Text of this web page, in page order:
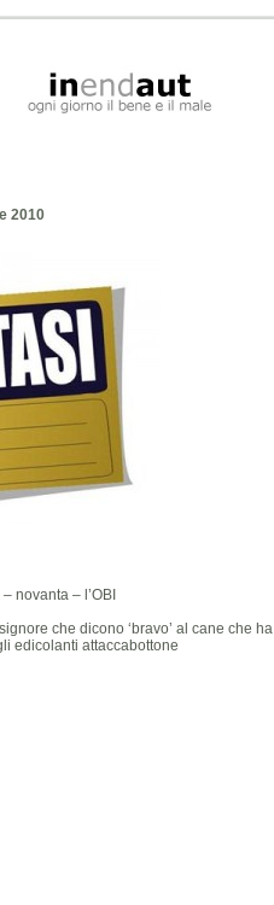
2010
novanta – l’OBI
che dicono ‘bravo’ al cane che ha
edicolanti attaccabottone